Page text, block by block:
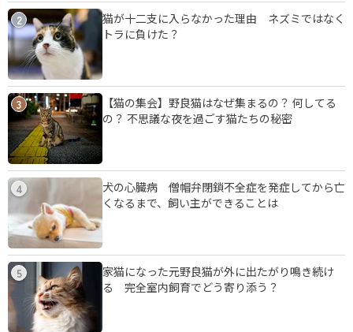
2
猫が十二支に入らなかった理由 ネズミではなく
トラに負けた？
3
【猫の集会】野良猫はなぜ集まるの？ 何してる
の？ 不思議な夜を過ごす猫たちの秘密
4
犬の心臓病 僧帽弁閉鎖不全症を発症してから亡
くなるまで、飼い主ができることは
5
家猫になった元野良猫が外に出たがり鳴き続け
る 完全室内飼育でどう寄り添う？